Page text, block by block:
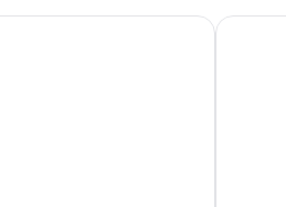
Izla